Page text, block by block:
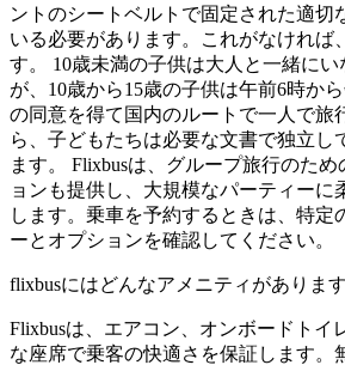
ントのシートベルトで固定された適切
いる必要があります。これがなければ
す。 10歳未満の子供は大人と一緒に
が、10歳から15歳の子供は午前6時か
の同意を得て国内のルートで一人で旅
ら、子どもたちは必要な文書で独立し
ます。 Flixbusは、グループ旅行のた
ョンも提供し、大規模なパーティーに
します。乗車を予約するときは、特定
ーとオプションを確認してください。
flixbusにはどんなアメニティがありま
Flixbusは、エアコン、オンボードトイ
な座席で乗客の快適さを保証します。